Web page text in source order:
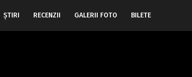
ŞTIRI RECENZII GALERII FOTO BILETE